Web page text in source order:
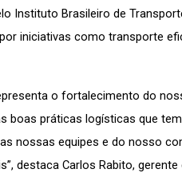
Instituto Brasileiro de
iniciativas como transporte
o fortalecimento do
boas práticas logísticas que
nossas equipes e do nosso
destaca Carlos Rabito,